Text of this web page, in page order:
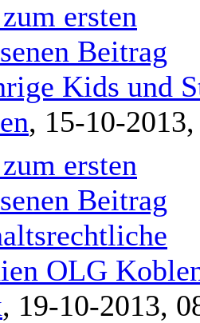
Kids und
, 15-10-
OLG
, 19-10-2013,